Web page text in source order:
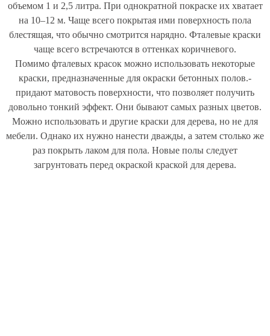
объемом 1 и 2,5 литра. При однократной покраске их хватает
на 10–12 м. Чаще всего покрытая ими поверхность пола
блестящая, что обычно смотрится нарядно. Фталевые краски
чаще всего встречаются в оттенках коричневого.
Помимо фталевых красок можно использовать некоторые
краски, предназначенные для окраски бетонных полов.-
придают матовость поверхности, что позволяет получить
довольно тонкий эффект. Они бывают самых разных цветов.
Можно использовать и другие краски для дерева, но не для
мебели. Однако их нужно нанести дважды, а затем столько же
раз покрыть лаком для пола. Новые полы следует
загрунтовать перед окраской краской для дерева.